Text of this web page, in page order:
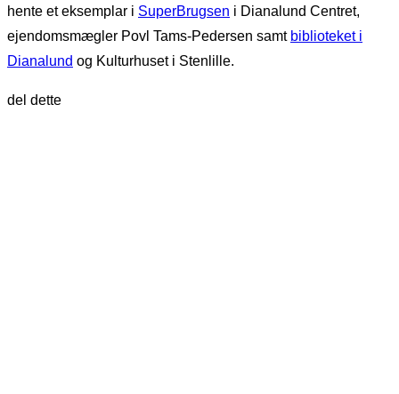
hente et eksemplar i SuperBrugsen i Dianalund Centret,
ejendomsmægler Povl Tams-Pedersen samt biblioteket i
Dianalund og Kulturhuset i Stenlille.
del dette